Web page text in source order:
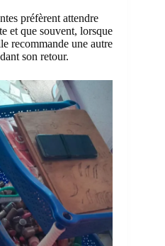
préfèrent attendre
et que souvent, lorsque
recommande une autre
son retour.